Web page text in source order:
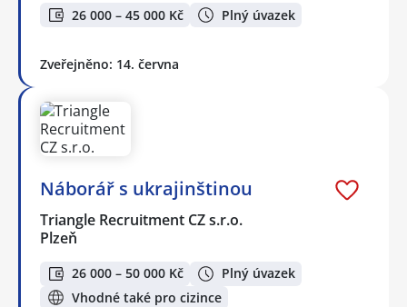
26 000 – 45 000 Kč Plný úvazek
Zveřejněno: 14. června
Náborář s ukrajinštinou
Triangle Recruitment CZ s.r.o.
Plzeň
26 000 – 50 000 Kč
Plný úvazek
Vhodné také pro cizince